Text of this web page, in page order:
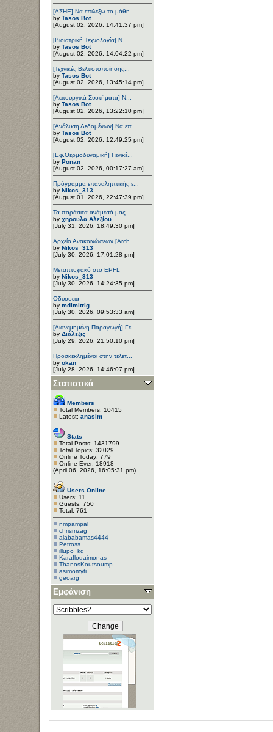
[ΑΣΗΕ] Να επιλέξω το μάθη...
by Tasos Bot
[August 02, 2026, 14:41:37 pm]
[Βιοϊατρική Τεχνολογία] Ν...
by Tasos Bot
[August 02, 2026, 14:04:22 pm]
[Τεχνικές Βελτιστοποίησης...
by Tasos Bot
[August 02, 2026, 13:45:14 pm]
[Λειτουργικά Συστήματα] Ν...
by Tasos Bot
[August 02, 2026, 13:22:10 pm]
[Ανάλυση Δεδομένων] Να επ...
by Tasos Bot
[August 02, 2026, 12:49:25 pm]
[Εφ.Θερμοδυναμική] Γενικέ...
by Ponan
[August 02, 2026, 00:17:27 am]
Πρόγραμμα επαναληπτικής ε...
by Nikos_313
[August 01, 2026, 22:47:39 pm]
Τα παράσιτα ανάμεσά μας
by χηρουλα Αλεξίου
[July 31, 2026, 18:49:30 pm]
Αρχείο Ανακοινώσεων [Arch...
by Nikos_313
[July 30, 2026, 17:01:28 pm]
Μεταπτυχιακό στο EPFL
by Nikos_313
[July 30, 2026, 14:24:35 pm]
Οδύσσεια
by mdimitrig
[July 30, 2026, 09:53:33 am]
[Διανεμημένη Παραγωγή] Γε...
by Διάλεξις
[July 29, 2026, 21:50:10 pm]
Προσκεκλημένοι στην τελετ...
by okan
[July 28, 2026, 14:46:07 pm]
Στατιστικά
Members
Total Members: 10415
Latest: anasim
Stats
Total Posts: 1431799
Total Topics: 32029
Online Today: 779
Online Ever: 18918
(April 06, 2026, 16:05:31 pm)
Users Online
Users: 11
Guests: 750
Total: 761
nmpampal
chrismzag
alababamas4444
Petross
illupo_kd
Κaraflodaimonas
ThanosKoutsoump
asimomyti
geoarg
Εμφάνιση